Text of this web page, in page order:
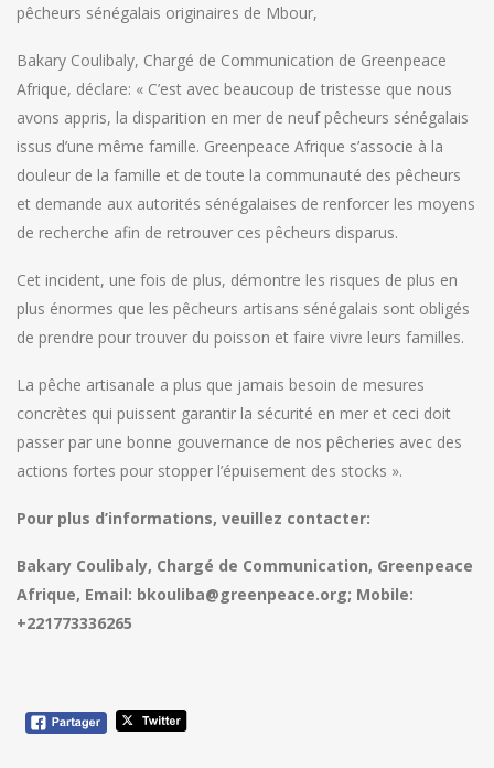
pêcheurs sénégalais originaires de Mbour,
Bakary Coulibaly, Chargé de Communication de Greenpeace
Afrique, déclare: « C’est avec beaucoup de tristesse que nous
avons appris, la disparition en mer de neuf pêcheurs sénégalais
issus d’une même famille. Greenpeace Afrique s’associe à la
douleur de la famille et de toute la communauté des pêcheurs
et demande aux autorités sénégalaises de renforcer les moyens
de recherche afin de retrouver ces pêcheurs disparus.
Cet incident, une fois de plus, démontre les risques de plus en
plus énormes que les pêcheurs artisans sénégalais sont obligés
de prendre pour trouver du poisson et faire vivre leurs familles.
La pêche artisanale a plus que jamais besoin de mesures
concrètes qui puissent garantir la sécurité en mer et ceci doit
passer par une bonne gouvernance de nos pêcheries avec des
actions fortes pour stopper l’épuisement des stocks ».
Pour plus d’informations, veuillez contacter:
Bakary Coulibaly, Chargé de Communication, Greenpeace
Afrique, Email: bkouliba@greenpeace.org; Mobile:
+221773336265